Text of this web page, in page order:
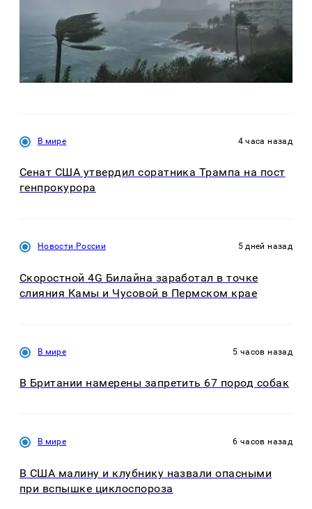
В мире 4 часа назад
Сенат США утвердил соратника Трампа на пост
генпрокурора
Новости России 5 дней назад
Скоростной 4G Билайна заработал в точке
слияния Камы и Чусовой в Пермском крае
В мире 5 часов назад
В Британии намерены запретить 67 пород собак
В мире 6 часов назад
В США малину и клубнику назвали опасными
при вспышке циклоспороза